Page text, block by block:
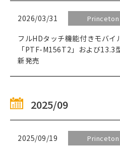
2026/03/31 Princeton
フルHDタッチ機能付きモバイ
「PTF-M156T2」および13.3
新発売
2025/09
2025/09/19 Princeton